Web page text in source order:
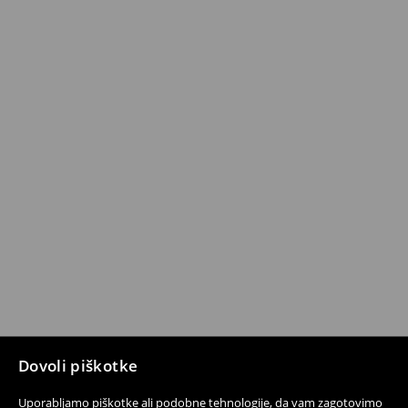
Dovoli piškotke
Uporabljamo piškotke ali podobne tehnologije, da vam zagotovimo